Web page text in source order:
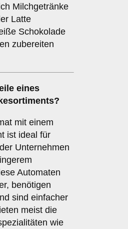
Milchgetränke
Latte
Schokolade
zubereiten
eines
?
mit einem
ist ideal für
Unternehmen
Automaten
benötigen
sind einfacher
meist die
wie